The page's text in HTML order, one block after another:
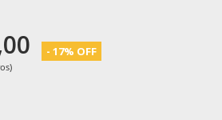
- 17% OFF